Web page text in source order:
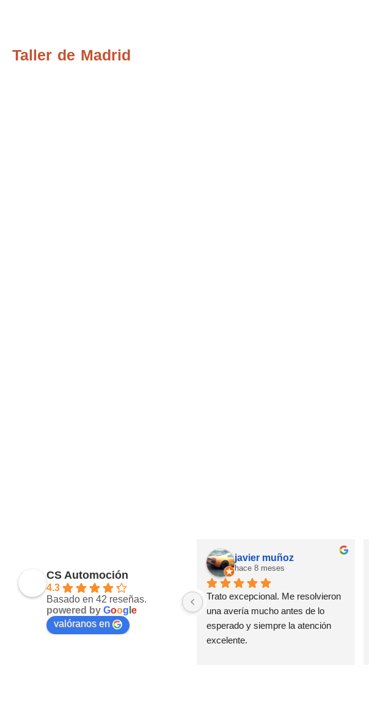
Taller de Madrid
CS Automoción
4.3
Basado en 42 reseñas.
powered by Goog e
valóranos en
javier muñoz
hace 8 meses
Trato excepcional. Me resolvieron
una avería mucho antes de lo
esperado y siempre la atención
excelente.